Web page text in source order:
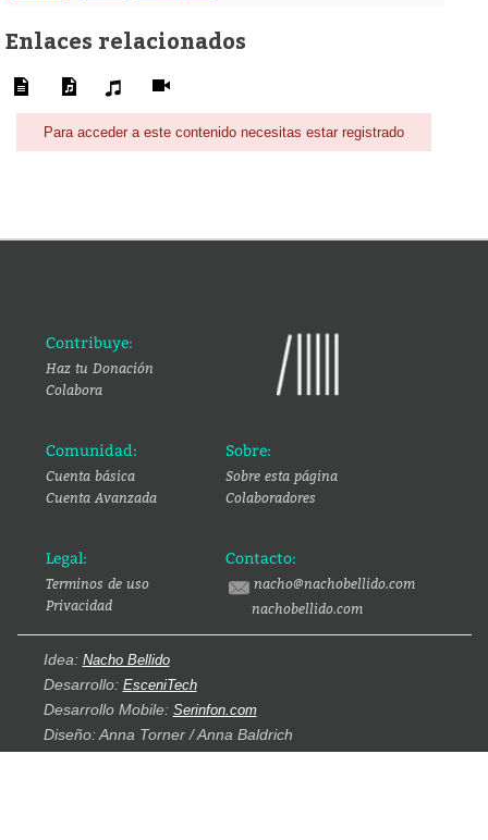
Enlaces relacionados
Para acceder a este contenido necesitas estar registrado
Contribuye:
Haz tu Donación
Colabora
Comunidad:
Cuenta básica
Cuenta Avanzada
Sobre:
Sobre esta página
Colaboradores
Legal:
Terminos de uso
Privacidad
Contacto:
nacho@nachobellido.com
nachobellido.com
Idea: Nacho Bellido
Desarrollo: EsceniTech
Desarrollo Mobile: Serinfon.com
Diseño: Anna Torner / Anna Baldrich